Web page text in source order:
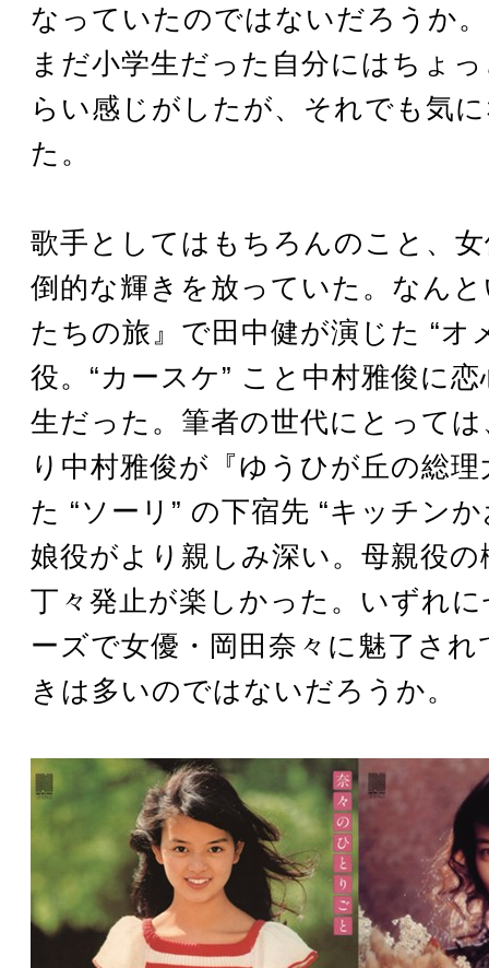
なっていたのではないだろうか
まだ小学生だった自分にはちょ
らい感じがしたが、それでも気
た。
歌手としてはもちろんのこと、
倒的な輝きを放っていた。なん
たちの旅』で田中健が演じた “オ
役。“カースケ” こと中村雅俊に
生だった。筆者の世代にとって
り中村雅俊が『ゆうひが丘の総
た “ソーリ” の下宿先 “キッチン
娘役がより親しみ深い。母親役
丁々発止が楽しかった。いずれ
ーズで女優・岡田奈々に魅了さ
きは多いのではないだろうか。